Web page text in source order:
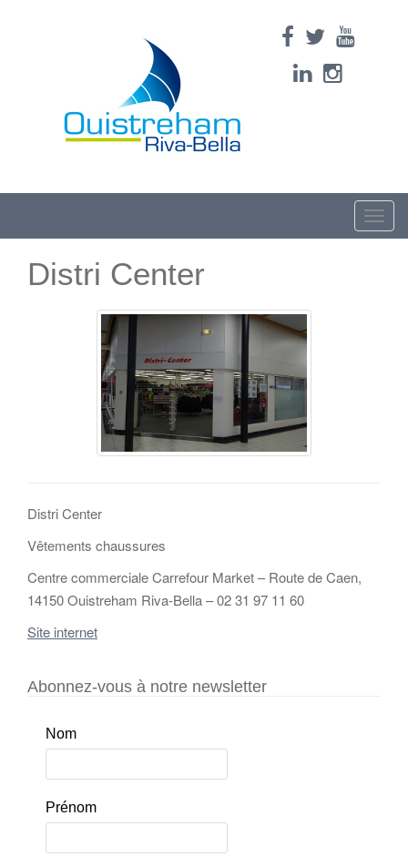
Toggle
Distri Center
Distri Center
Vêtements chaussures
Centre commerciale Carrefour Market – Route de Caen,
14150 Ouistreham Riva-Bella – 02 31 97 11 60
Site internet
Abonnez-vous à notre newsletter
Nom
Prénom